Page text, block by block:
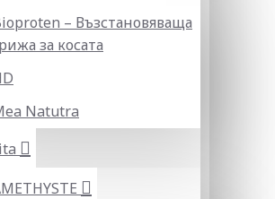
– Възстановяваща
за косата
Natutra